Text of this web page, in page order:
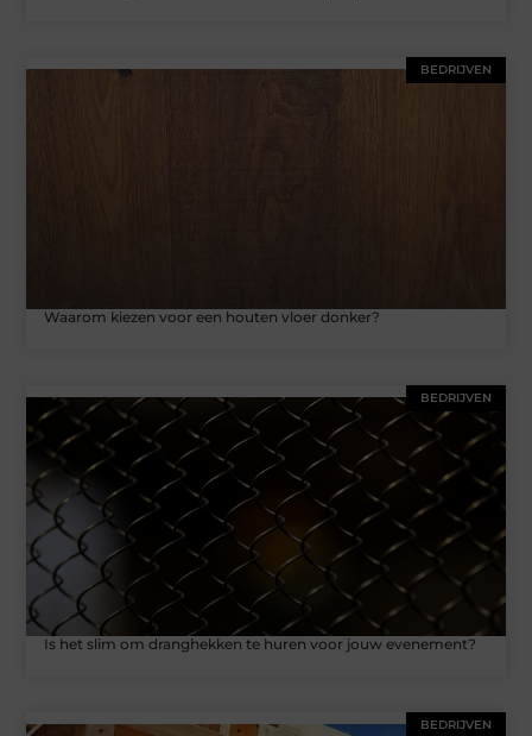
BEDRIJVEN
Waarom kiezen voor een houten vloer donker?
BEDRIJVEN
Is het slim om dranghekken te huren voor jouw evenement?
BEDRIJVEN